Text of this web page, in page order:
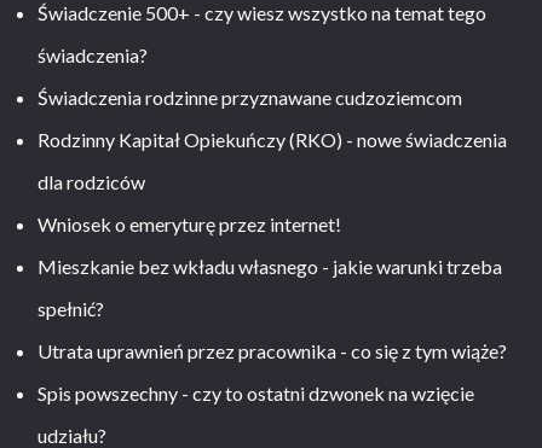
Świadczenie 500+ - czy wiesz wszystko na temat tego
świadczenia?
Świadczenia rodzinne przyznawane cudzoziemcom
Rodzinny Kapitał Opiekuńczy (RKO) - nowe świadczenia
dla rodziców
Wniosek o emeryturę przez internet!
Mieszkanie bez wkładu własnego - jakie warunki trzeba
spełnić?
Utrata uprawnień przez pracownika - co się z tym wiąże?
Spis powszechny - czy to ostatni dzwonek na wzięcie
udziału?